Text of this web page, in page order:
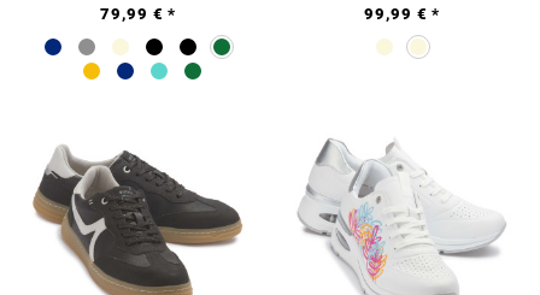
79,99 € *
99,99 € *